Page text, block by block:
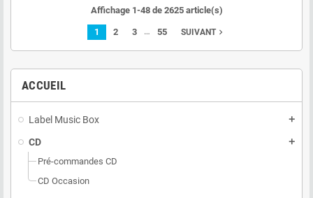
ACCUEIL
Label Music Box add
CD add
Pré-commandes CD
CD Occasion
Affichage 1-48 de 2625 article(s)
1 2 3 … 55 SUIVANTnavigate_next